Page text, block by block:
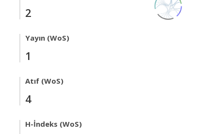
2
Yayın (WoS)
1
Atıf (WoS)
4
H-İndeks (WoS)